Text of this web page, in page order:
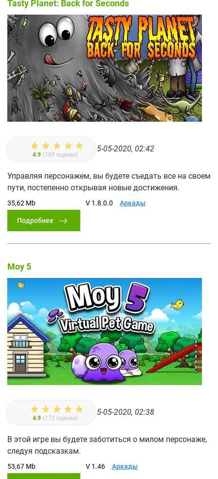
Tasty Planet: Back for Seconds
4.9 (169 оценки)
5-05-2020, 02:42
Управляя персонажем, вы будете съедать все на своем
пути, постепенно открывая новые достижения.
35,62 Mb V 1.8.0.0 Аркады
Подробнее
Moy 5
4.9 (173 оценки)
5-05-2020, 02:38
В этой игре вы будете заботиться о милом персонаже,
следуя подсказкам.
53,67 Mb V 1.46 Аркады